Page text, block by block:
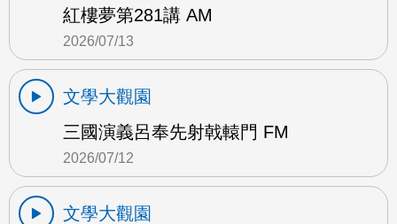
紅樓夢第281講 AM
2026/07/13
文學大觀園
三國演義呂奉先射戟轅門 FM
2026/07/12
文學大觀園